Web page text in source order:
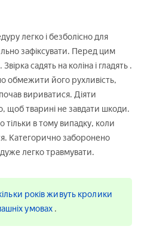
легко і безболісно для
зафіксувати. Перед цим
садять на коліна і гладять .
обмежити його рухливість,
вириватися. Діяти
щоб тварині не завдати шкоди.
тільки в тому випадку, коли
Категорично заборонено
дуже легко травмувати.
років живуть кролики
умовах .